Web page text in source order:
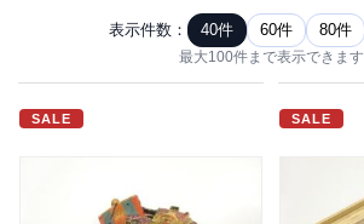
表示件数： 40件 60件 80件
最大100件まで表示できます
SALE SALE